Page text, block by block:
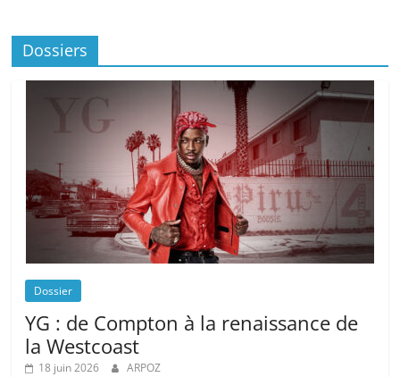
Dossiers
Dossier
YG : de Compton à la renaissance de
la Westcoast
18 juin 2026 ARPOZ